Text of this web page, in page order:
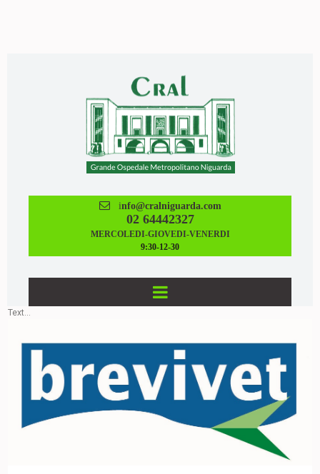
 info@cralniguarda.com
02 64442327
MERCOLEDI-GIOVEDI-VENERDI
9:30-12-30
Text...